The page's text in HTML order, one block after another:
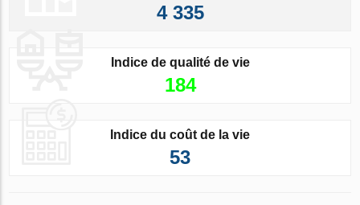
4 335
Indice de qualité de vie
184
Indice du coût de la vie
53